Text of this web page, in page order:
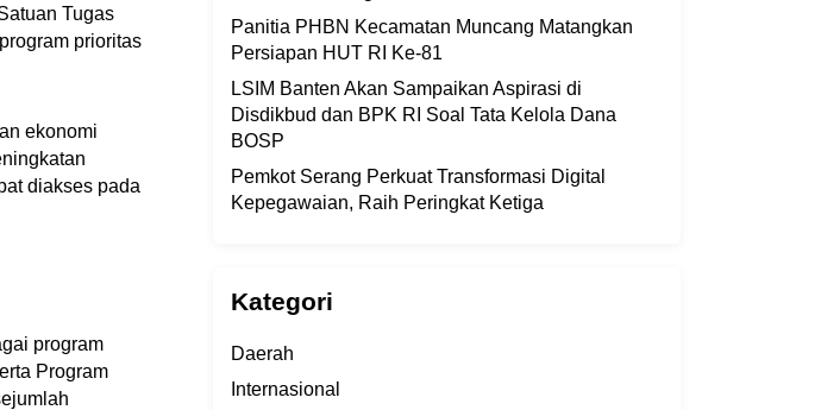
Tugas
prioritas
ekonomi
diakses pada
program
Program
Panitia PHBN Kecamatan Muncang Matangkan
Persiapan HUT RI Ke-81
LSIM Banten Akan Sampaikan Aspirasi di
Disdikbud dan BPK RI Soal Tata Kelola Dana
BOSP
Pemkot Serang Perkuat Transformasi Digital
Kepegawaian, Raih Peringkat Ketiga
Kategori
Daerah
Internasional